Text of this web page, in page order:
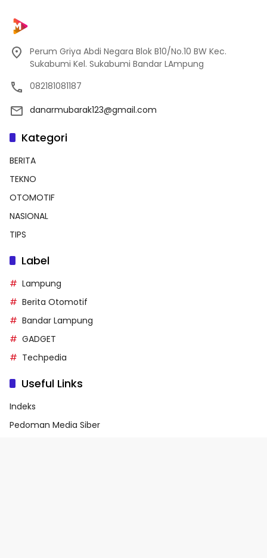
Perum Griya Abdi Negara Blok B10/No.10 BW Kec.
Sukabumi Kel. Sukabumi Bandar LAmpung
082181081187
danarmubarak123@gmail.com
Kategori
BERITA
TEKNO
OTOMOTIF
NASIONAL
TIPS
Label
Lampung
Berita Otomotif
Bandar Lampung
GADGET
Techpedia
Useful Links
Indeks
Pedoman Media Siber